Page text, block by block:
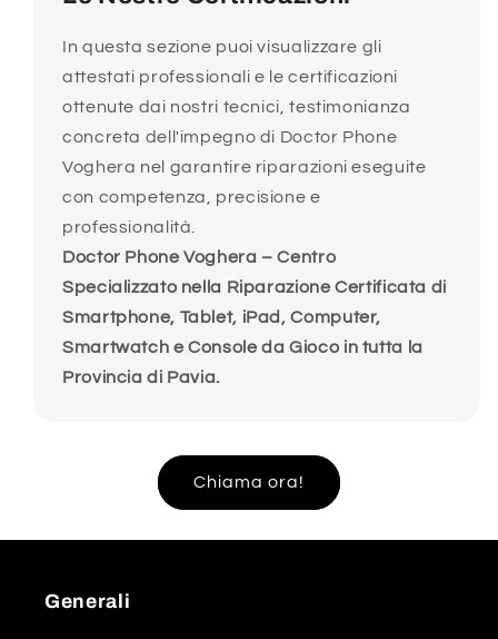
In questa sezione puoi visualizzare gli
attestati professionali e le certificazioni
ottenute dai nostri tecnici, testimonianza
concreta dell'impegno di Doctor Phone
Voghera nel garantire riparazioni eseguite
con competenza, precisione e
professionalità.
Doctor Phone Voghera – Centro
Specializzato nella Riparazione Certificata di
Smartphone, Tablet, iPad, Computer,
Smartwatch e Console da Gioco in tutta la
Provincia di Pavia.
Chiama ora!
Generali